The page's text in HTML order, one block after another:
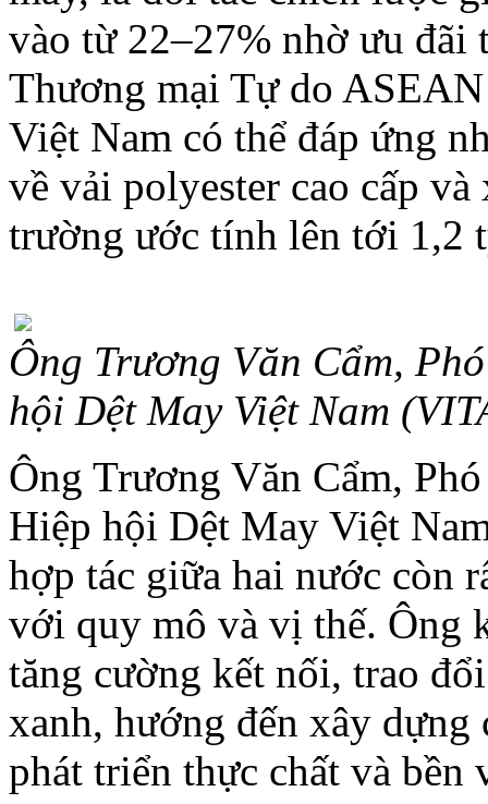
vào từ 22–27% nhờ ưu
Thương mại Tự do
Việt Nam có thể đáp ứng
về vải polyester cao cấp
trường ước tính lên tới 1,2
Ông Trương Văn Cẩm,
hội Dệt May Việt Nam
Ông Trương Văn Cẩm,
Hiệp hội Dệt May Việt
hợp tác giữa hai nước còn
với quy mô và vị thế. Ông
tăng cường kết nối, trao
xanh, hướng đến xây
phát triển thực chất và bền